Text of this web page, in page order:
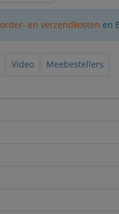
order- en verzendkosten en
Video
Meebestellers